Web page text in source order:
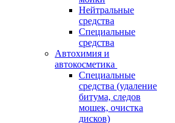
Нейтральные
средства
Специальные
средства
Автохимия и
автокосметика
Специальные
средства (удаление
битума, следов
мошек, очистка
дисков)